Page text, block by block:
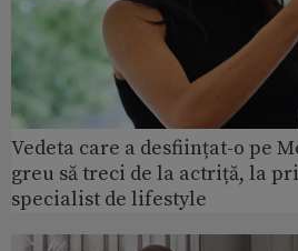
Vedeta care a desființat-o pe
greu să treci de la actriță, la
specialist de lifestyle